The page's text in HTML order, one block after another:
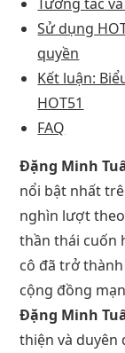
Sử dụng
quyền
Kết luận:
HOT51
FAQ
Đặng Minh
nổi bật nhất
nghìn lượt
thần thái cuốn
cô đã trở
cộng đồng
Đặng Minh
thiện và